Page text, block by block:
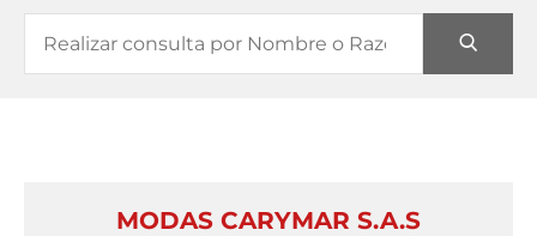
MODAS CARYMAR S.A.S